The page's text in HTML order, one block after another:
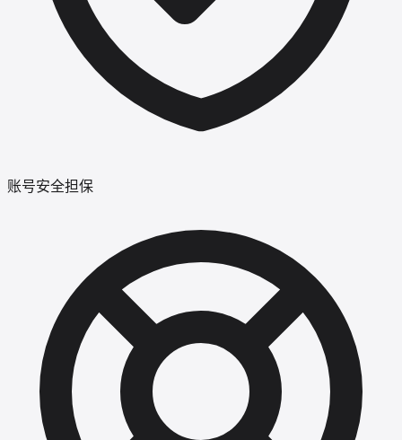
账号安全担保